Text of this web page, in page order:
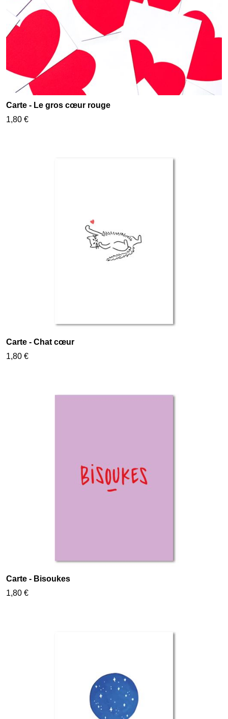
Carte - Le gros cœur rouge
1,80 €
Carte - Chat cœur
1,80 €
Carte - Bisoukes
1,80 €